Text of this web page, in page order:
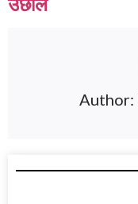
Author: